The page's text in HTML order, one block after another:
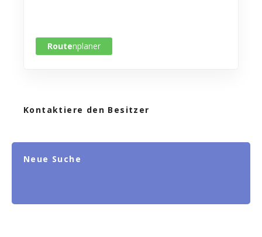
Routenplaner
Kontaktiere den Besitzer
Neue Suche